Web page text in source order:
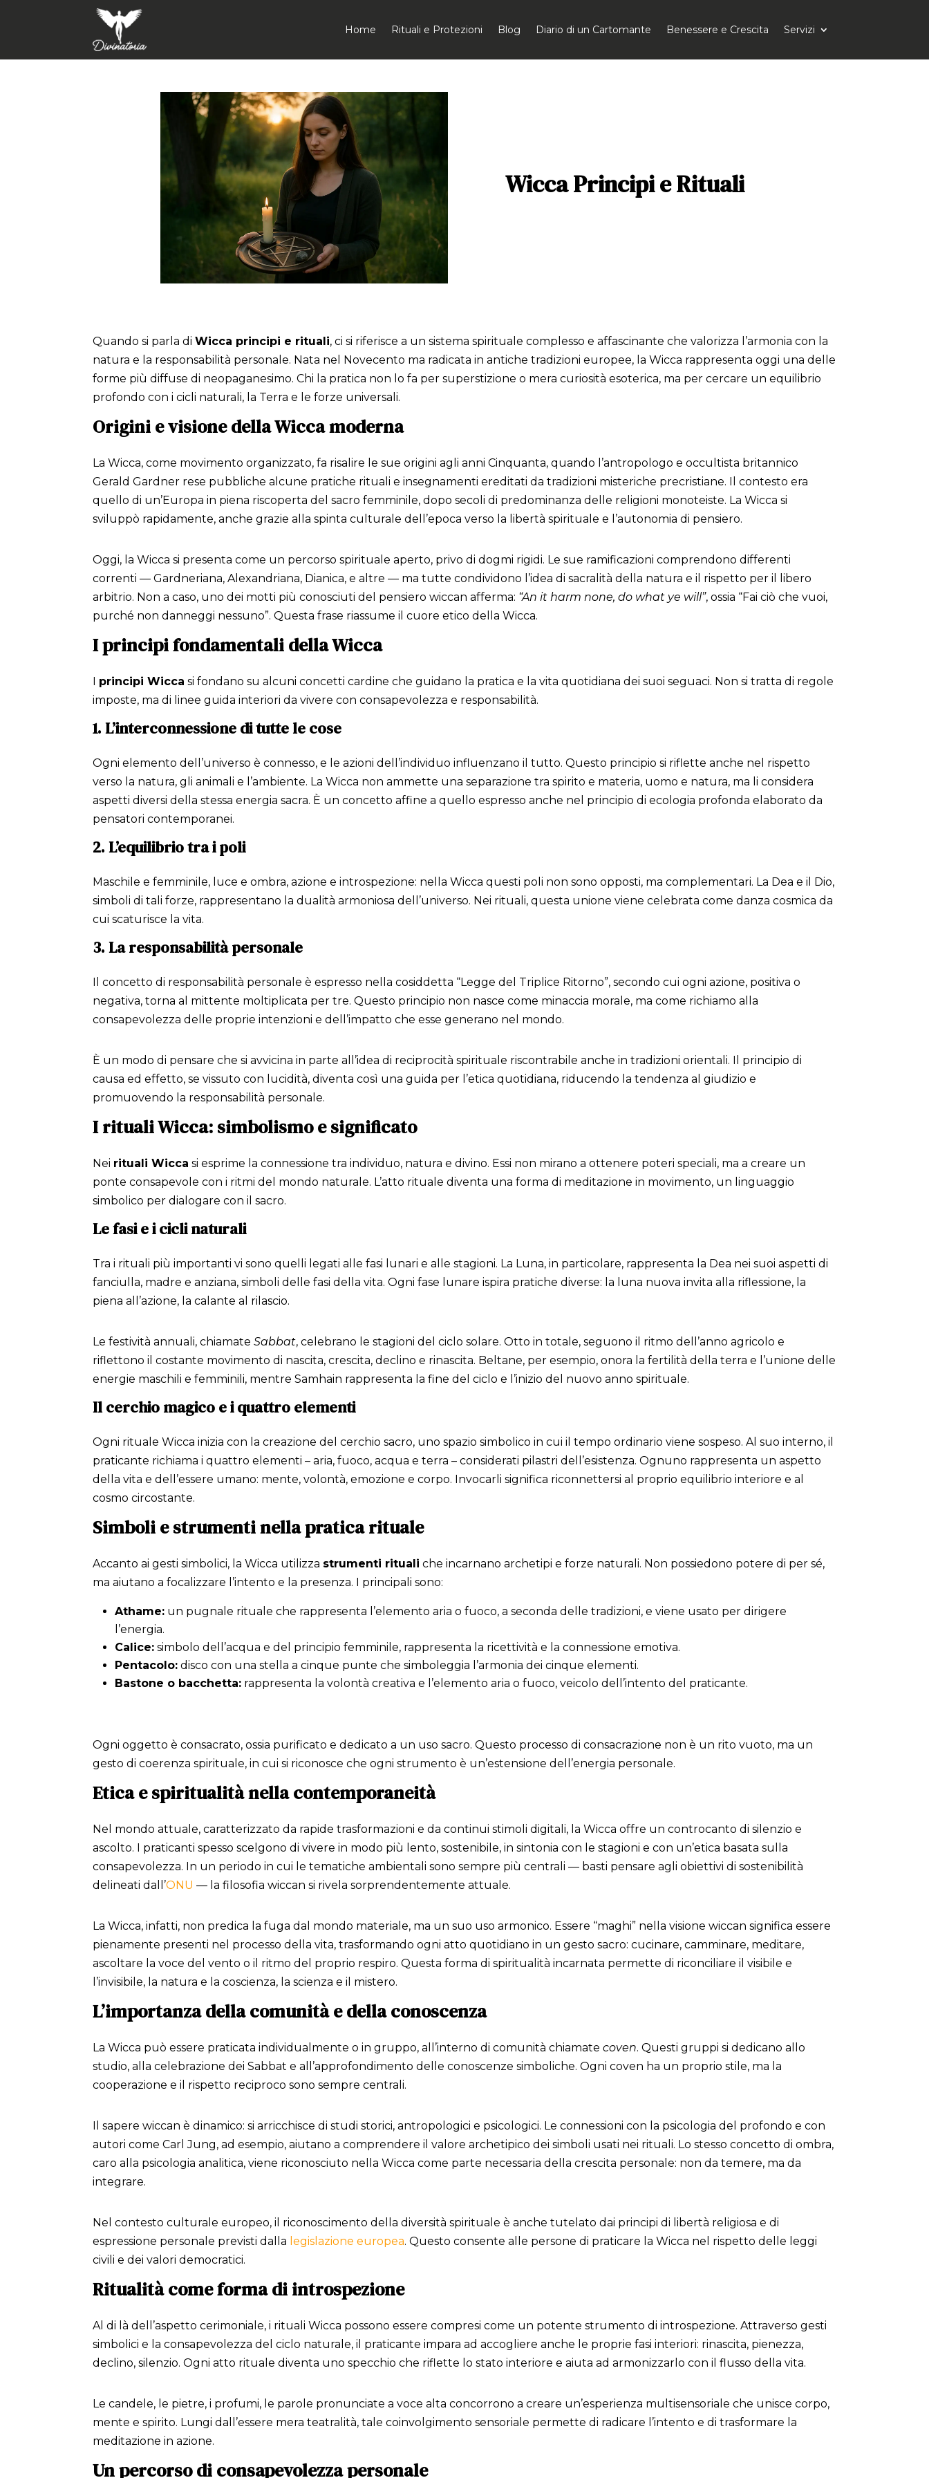
Home Rituali e Protezioni Blog Diario di un Cartomante Benessere e Crescita Servizi
Wicca Principi e Rituali
Quando si parla diWicca principi e rituali, ci si riferisce a un sistema spirituale complesso e affascinante che valorizza l’armonia con la
natura e la responsabilità personale. Nata nel Novecento ma radicata in antiche tradizioni europee, la Wicca rappresenta oggi una delle
forme più diffuse di neopaganesimo. Chi la pratica non lo fa per superstizione o mera curiosità esoterica, ma per cercare un equilibrio
profondo con i cicli naturali, la Terra e le forze universali.
Origini e visione della Wicca moderna
La Wicca, come movimento organizzato, fa risalire le sue origini agli anni Cinquanta, quando l’antropologo e occultista britannico
Gerald Gardner rese pubbliche alcune pratiche rituali e insegnamenti ereditati da tradizioni misteriche precristiane. Il contesto era
quello di un’Europa in piena riscoperta del sacro femminile, dopo secoli di predominanza delle religioni monoteiste. La Wicca si
sviluppò rapidamente, anche grazie alla spinta culturale dell’epoca verso la libertà spirituale e l’autonomia di pensiero.
Oggi, la Wicca si presenta come un percorso spirituale aperto, privo di dogmi rigidi. Le sue ramificazioni comprendono differenti
correnti — Gardneriana, Alexandriana, Dianica, e altre — ma tutte condividono l’idea di sacralità della natura e il rispetto per il libero
arbitrio. Non a caso, uno dei motti più conosciuti del pensiero wiccan afferma: “An it harm none, do what ye will”, ossia “Fai ciò che vuoi,
purché non danneggi nessuno”. Questa frase riassume il cuore etico della Wicca.
I principi fondamentali della Wicca
I principi Wicca si fondano su alcuni concetti cardine che guidano la pratica e la vita quotidiana dei suoi seguaci. Non si tratta di regole
imposte, ma di linee guida interiori da vivere con consapevolezza e responsabilità.
1. L’interconnessione di tutte le cose
Ogni elemento dell’universo è connesso, e le azioni dell’individuo influenzano il tutto. Questo principio si riflette anche nel rispetto
verso la natura, gli animali e l’ambiente. La Wicca non ammette una separazione tra spirito e materia, uomo e natura, ma li considera
aspetti diversi della stessa energia sacra. È un concetto affine a quello espresso anche nel principio di ecologia profonda elaborato da
pensatori contemporanei.
2. L’equilibrio tra i poli
Maschile e femminile, luce e ombra, azione e introspezione: nella Wicca questi poli non sono opposti, ma complementari. La Dea e il Dio,
simboli di tali forze, rappresentano la dualità armoniosa dell’universo. Nei rituali, questa unione viene celebrata come danza cosmica da
cui scaturisce la vita.
3. La responsabilità personale
Il concetto di responsabilità personale è espresso nella cosiddetta “Legge del Triplice Ritorno”, secondo cui ogni azione, positiva o
negativa, torna al mittente moltiplicata per tre. Questo principio non nasce come minaccia morale, ma come richiamo alla
consapevolezza delle proprie intenzioni e dell’impatto che esse generano nel mondo.
È un modo di pensare che si avvicina in parte all’idea di reciprocità spirituale riscontrabile anche in tradizioni orientali. Il principio di
causa ed effetto, se vissuto con lucidità, diventa così una guida per l’etica quotidiana, riducendo la tendenza al giudizio e
promuovendo la responsabilità personale.
I rituali Wicca: simbolismo e significato
Nei rituali Wicca si esprime la connessione tra individuo, natura e divino. Essi non mirano a ottenere poteri speciali, ma a creare un
ponte consapevole con i ritmi del mondo naturale. L’atto rituale diventa una forma di meditazione in movimento, un linguaggio
simbolico per dialogare con il sacro.
Le fasi e i cicli naturali
Tra i rituali più importanti vi sono quelli legati alle fasi lunari e alle stagioni. La Luna, in particolare, rappresenta la Dea nei suoi aspetti di
fanciulla, madre e anziana, simboli delle fasi della vita. Ogni fase lunare ispira pratiche diverse: la luna nuova invita alla riflessione, la
piena all’azione, la calante al rilascio.
Le festività annuali, chiamateSabbat, celebrano le stagioni del ciclo solare. Otto in totale, seguono il ritmo dell’anno agricolo e
riflettono il costante movimento di nascita, crescita, declino e rinascita. Beltane, per esempio, onora la fertilità della terra e l’unione delle
energie maschili e femminili, mentre Samhain rappresenta la fine del ciclo e l’inizio del nuovo anno spirituale.
Il cerchio magico e i quattro elementi
Ogni rituale Wicca inizia con la creazione del cerchio sacro, uno spazio simbolico in cui il tempo ordinario viene sospeso. Al suo interno, il
praticante richiama i quattro elementi – aria, fuoco, acqua e terra – considerati pilastri dell’esistenza. Ognuno rappresenta un aspetto
della vita e dell’essere umano: mente, volontà, emozione e corpo. Invocarli significa riconnettersi al proprio equilibrio interiore e al
cosmo circostante.
Simboli e strumenti nella pratica rituale
Accanto ai gesti simbolici, la Wicca utilizza strumenti rituali che incarnano archetipi e forze naturali. Non possiedono potere di per sé,
ma aiutano a focalizzare l’intento e la presenza. I principali sono:
Athame: un pugnale rituale che rappresenta l’elemento aria o fuoco, a seconda delle tradizioni, e viene usato per dirigere
l’energia.
Calice: simbolo dell’acqua e del principio femminile, rappresenta la ricettività e la connessione emotiva.
Pentacolo: disco con una stella a cinque punte che simboleggia l’armonia dei cinque elementi.
Bastone o bacchetta: rappresenta la volontà creativa e l’elemento aria o fuoco, veicolo dell’intento del praticante.
Ogni oggetto è consacrato, ossia purificato e dedicato a un uso sacro. Questo processo di consacrazione non è un rito vuoto, ma un
gesto di coerenza spirituale, in cui si riconosce che ogni strumento è un’estensione dell’energia personale.
Etica e spiritualità nella contemporaneità
Nel mondo attuale, caratterizzato da rapide trasformazioni e da continui stimoli digitali, la Wicca offre un controcanto di silenzio e
ascolto. I praticanti spesso scelgono di vivere in modo più lento, sostenibile, in sintonia con le stagioni e con un’etica basata sulla
consapevolezza. In un periodo in cui le tematiche ambientali sono sempre più centrali — basti pensare agli obiettivi di sostenibilità
delineati dall’ONU — la filosofia wiccan si rivela sorprendentemente attuale.
La Wicca, infatti, non predica la fuga dal mondo materiale, ma un suo uso armonico. Essere “maghi” nella visione wiccan significa essere
pienamente presenti nel processo della vita, trasformando ogni atto quotidiano in un gesto sacro: cucinare, camminare, meditare,
ascoltare la voce del vento o il ritmo del proprio respiro. Questa forma di spiritualità incarnata permette di riconciliare il visibile e
l’invisibile, la natura e la coscienza, la scienza e il mistero.
L’importanza della comunità e della conoscenza
La Wicca può essere praticata individualmente o in gruppo, all’interno di comunità chiamatecoven. Questi gruppi si dedicano allo
studio, alla celebrazione dei Sabbat e all’approfondimento delle conoscenze simboliche. Ogni coven ha un proprio stile, ma la
cooperazione e il rispetto reciproco sono sempre centrali.
Il sapere wiccan è dinamico: si arricchisce di studi storici, antropologici e psicologici. Le connessioni con la psicologia del profondo e con
autori come Carl Jung, ad esempio, aiutano a comprendere il valore archetipico dei simboli usati nei rituali. Lo stesso concetto di ombra,
caro alla psicologia analitica, viene riconosciuto nella Wicca come parte necessaria della crescita personale: non da temere, ma da
integrare.
Nel contesto culturale europeo, il riconoscimento della diversità spirituale è anche tutelato dai principi di libertà religiosa e di
espressione personale previsti dalla legislazione europea. Questo consente alle persone di praticare la Wicca nel rispetto delle leggi
civili e dei valori democratici.
Ritualità come forma di introspezione
Al di là dell’aspetto cerimoniale, i rituali Wicca possono essere compresi come un potente strumento di introspezione. Attraverso gesti
simbolici e la consapevolezza del ciclo naturale, il praticante impara ad accogliere anche le proprie fasi interiori: rinascita, pienezza,
declino, silenzio. Ogni atto rituale diventa uno specchio che riflette lo stato interiore e aiuta ad armonizzarlo con il flusso della vita.
Le candele, le pietre, i profumi, le parole pronunciate a voce alta concorrono a creare un’esperienza multisensoriale che unisce corpo,
mente e spirito. Lungi dall’essere mera teatralità, tale coinvolgimento sensoriale permette di radicare l’intento e di trasformare la
meditazione in azione.
Un percorso di consapevolezza personale